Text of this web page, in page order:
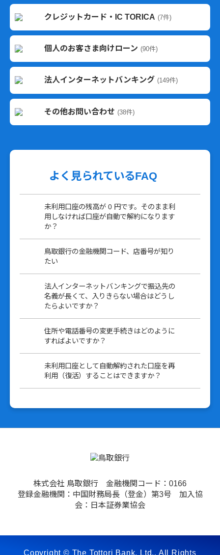
クレジットカード・IC TORICA (7件)
個人のお客さま向けローン (90件)
法人インターネットバンキング (149件)
その他お問い合わせ (38件)
よく見られているFAQ
未利用口座の残高が 0 円です。そのまま利
用しなければ口座が自動で解約になります
か？
鳥取銀行の金融機関コード、店番号が知り
たい
法人インターネットバンキングで振込先の
名義が長くて、入りきらない場合はどうし
たらよいですか？
住所や電話番号の変更手続きはどのように
すればよいですか？
未利用口座として自動解約された口座を再
利用（復活）することはできますか？
株式会社 鳥取銀行 金融機関コード：0166
登録金融機関：中国財務局長（登金）第3号 加入協
会：日本証券業協会
Copyright © The Tottori Bank, Ltd., All Rights